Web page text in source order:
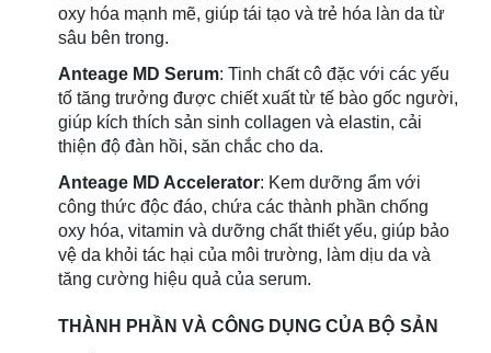
oxy hóa mạnh mẽ, giúp tái tạo và trẻ hóa làn da từ
sâu bên trong.
Anteage MD Serum: Tinh chất cô đặc với các yếu
tố tăng trưởng được chiết xuất từ tế bào gốc người,
giúp kích thích sản sinh collagen và elastin, cải
thiện độ đàn hồi, săn chắc cho da.
Anteage MD Accelerator: Kem dưỡng ẩm với
công thức độc đáo, chứa các thành phần chống
oxy hóa, vitamin và dưỡng chất thiết yếu, giúp bảo
vệ da khỏi tác hại của môi trường, làm dịu da và
tăng cường hiệu quả của serum.
THÀNH PHẦN VÀ CÔNG DỤNG CỦA BỘ SẢN